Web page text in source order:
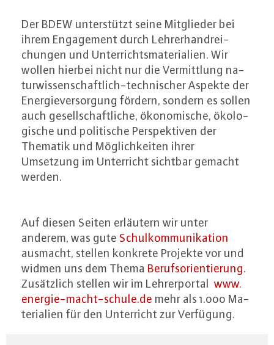
Der BDEW un­ter­stützt seine Mit­glie­der bei
ihrem En­ga­ge­ment durch Leh­rer­hand­rei­
chun­gen und Un­ter­richts­ma­te­ria­li­en. Wir
wollen hierbei nicht nur die Ver­mitt­lung na­
tur­wis­sen­schaft­lich-tech­ni­scher Aspekte der
En­er­gie­ver­sor­gung fördern, sondern es sollen
auch ge­sell­schaft­li­che, öko­no­mi­sche, öko­lo­
gi­sche und po­li­ti­sche Per­spek­ti­ven der
Thematik und Mög­lich­kei­ten ihrer
Umsetzung im Un­ter­richt sichtbar gemacht
werden.
Auf diesen Seiten erläutern wir unter
anderem, was gute Schul­kom­mu­ni­ka­ti­on
ausmacht, stellen konkrete Projekte vor und
widmen uns dem Thema Be­rufs­ori­en­tie­rung.
Zu­sätz­lich stellen wir im Leh­rer­por­tal www.​
energie-​macht-​schule.​de mehr als 1.000 Ma­
te­ria­li­en für den Un­ter­richt zur Verfügung.